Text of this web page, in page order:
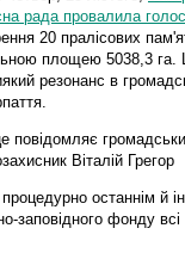
рада провалила
20 пралісових
площею 5038,3 га.
резонанс в
повідомляє
Віталій Грегор
останнім й
заповідного фонду всі